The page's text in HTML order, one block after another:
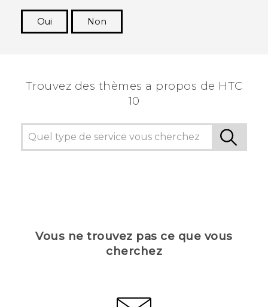
Oui
Non
Trouvez des thèmes a propos de HTC
10
Vous ne trouvez pas ce que vous
cherchez